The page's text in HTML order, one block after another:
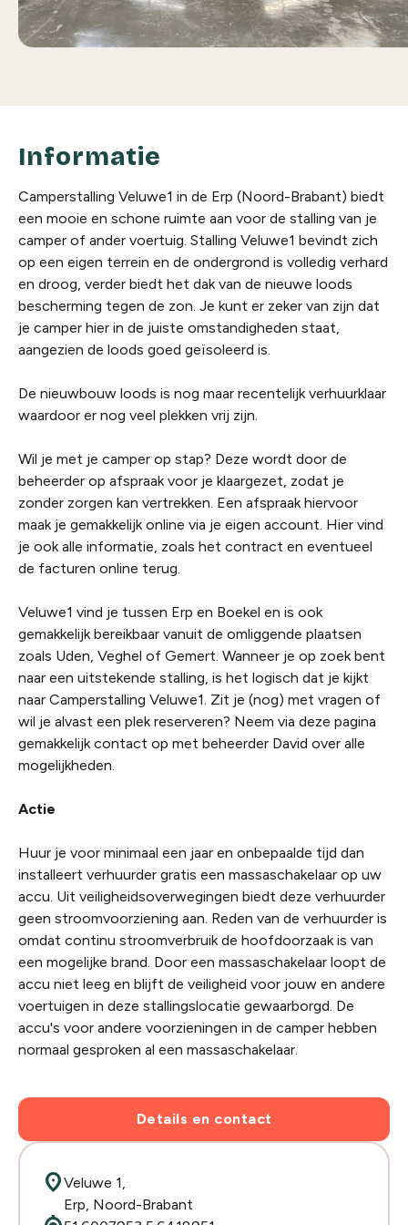
Informatie
Camperstalling Veluwe1 in de Erp (Noord-Brabant) biedt
een mooie en schone ruimte aan voor de stalling van je
camper of ander voertuig. Stalling Veluwe1 bevindt zich
op een eigen terrein en de ondergrond is volledig verhard
en droog, verder biedt het dak van de nieuwe loods
bescherming tegen de zon. Je kunt er zeker van zijn dat
je camper hier in de juiste omstandigheden staat,
aangezien de loods goed geïsoleerd is.
De nieuwbouw loods is nog maar recentelijk verhuurklaar
waardoor er nog veel plekken vrij zijn.
Wil je met je camper op stap? Deze wordt door de
beheerder op afspraak voor je klaargezet, zodat je
zonder zorgen kan vertrekken. Een afspraak hiervoor
maak je gemakkelijk online via je eigen account. Hier vind
je ook alle informatie, zoals het contract en eventueel
de facturen online terug.
Veluwe1 vind je tussen Erp en Boekel en is ook
gemakkelijk bereikbaar vanuit de omliggende plaatsen
zoals Uden, Veghel of Gemert. Wanneer je op zoek bent
naar een uitstekende stalling, is het logisch dat je kijkt
naar Camperstalling Veluwe1. Zit je (nog) met vragen of
wil je alvast een plek reserveren? Neem via deze pagina
gemakkelijk contact op met beheerder David over alle
mogelijkheden.
Actie
Huur je voor minimaal een jaar en onbepaalde tijd dan
installeert verhuurder gratis een massaschakelaar op uw
accu. Uit veiligheidsoverwegingen biedt deze verhuurder
geen stroomvoorziening aan. Reden van de verhuurder is
omdat continu stroomverbruik de hoofdoorzaak is van
een mogelijke brand. Door een massaschakelaar loopt de
accu niet leeg en blijft de veiligheid voor jouw en andere
voertuigen in deze stallingslocatie gewaarborgd. De
accu's voor andere voorzieningen in de camper hebben
normaal gesproken al een massaschakelaar.
Details en contact
location_onVeluwe 1,
Erp, Noord-Brabant